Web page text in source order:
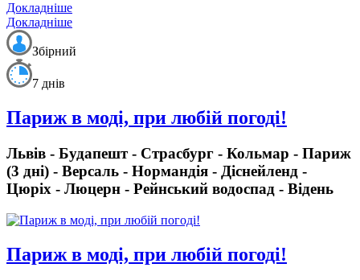
Докладніше
Докладніше
Збірний
7 днів
Париж в моді, при любій погоді!
Львів - Будапешт - Страсбург - Кольмар - Париж
(3 дні) - Версаль - Нормандія - Діснейленд -
Цюріх - Люцерн - Рейнський водоспад - Відень
Париж в моді, при любій погоді!